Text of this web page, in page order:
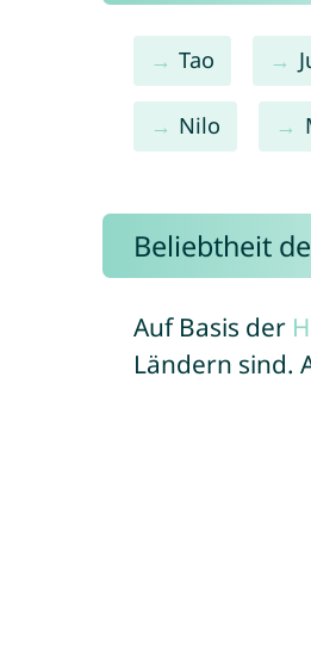
Tao
Nilo
Beliebtheit
Auf Basis der
Ländern sind.